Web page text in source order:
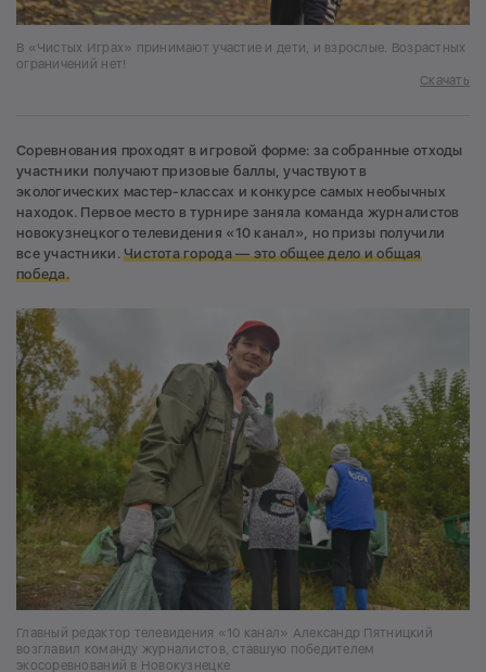
В «Чистых Играх» принимают участие и дети, и взрослые. Возрастных
ограничений нет!
Скачать
Соревнования проходят в игровой форме: за собранные отходы
участники получают призовые баллы, участвуют в
экологических мастер-классах и конкурсе самых необычных
находок. Первое место в турнире заняла команда журналистов
новокузнецкого телевидения «10 канал», но призы получили
все участники.Чистота города —это общее дело и общая
победа.
Главный редактор телевидения «10 канал» Александр Пятницкий
возглавил команду журналистов, ставшую победителем
экосоревнований в Новокузнецке